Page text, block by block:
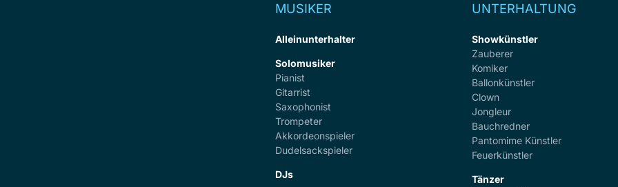
MUSIKER
Alleinunterhalter
Solomusiker
Pianist
Gitarrist
Saxophonist
Trompeter
Akkordeonspieler
Dudelsackspieler
DJs
UNTERHALTUNG
Showkünstler
Zauberer
Komiker
Ballonkünstler
Clown
Jongleur
Bauchredner
Pantomime Künstler
Feuerkünstler
Tänzer